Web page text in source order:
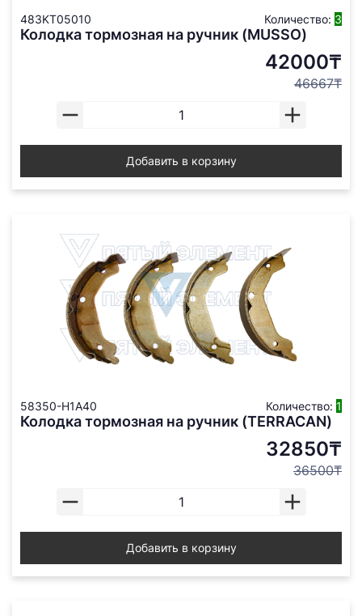
483KT05010 Количество: 3
Колодка тормозная на ручник (MUSSO)
42000₸
46667₸
Добавить в корзину
58350-H1A40 Количество: 1
Колодка тормозная на ручник (TERRACAN)
32850₸
36500₸
Добавить в корзину